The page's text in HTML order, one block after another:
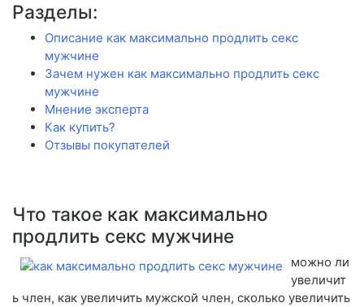
Разделы:
Описание как максимально продлить секс
мужчине
Зачем нужен как максимально продлить секс
мужчине
Мнение эксперта
Как купить?
Отзывы покупателей
Что такое как максимально
продлить секс мужчине
можно ли
увеличит
ь член, как увеличить мужской член, сколько увеличить